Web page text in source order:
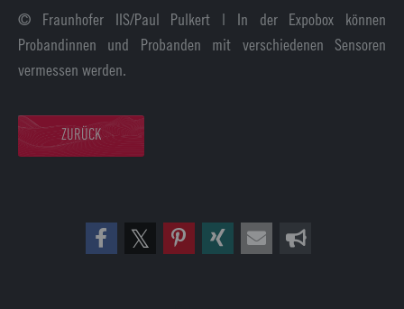
© Fraunhofer IIS/Paul Pulkert | In der Expobox können
Probandinnen und Probanden mit verschiedenen Sensoren
vermessen werden.
ZURÜCK